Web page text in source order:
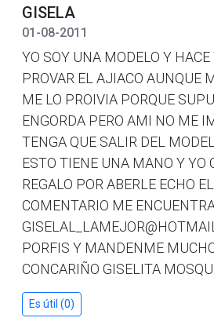
GISELA
01-08-2011
YO SOY UNA MODELO Y
PROVAR EL AJIACO AUNQUE
ME LO PROIVIA PORQUE
ENGORDA PERO AMI NO ME
TENGA QUE SALIR DEL
ESTO TIENE UNA MANO Y YO
REGALO POR ABERLE ECHO
COMENTARIO ME
PORFIS Y MANDENME
CONCARIÑO GISELITA
Es útil (0)